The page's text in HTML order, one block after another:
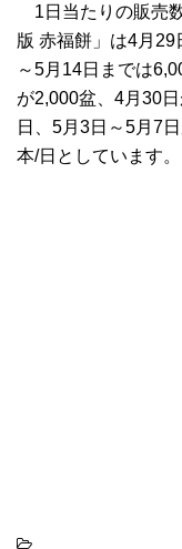
1日当たりの販売
版 赤福餅」は4月29
～5月14日までは
が2,000盆、4月30
日、5月3日～5月7
本/日としています。